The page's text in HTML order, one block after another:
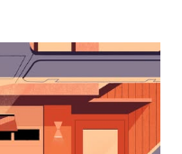
للأسفل
لاستخدام
التقويم
التاريخ.
اضغط
على